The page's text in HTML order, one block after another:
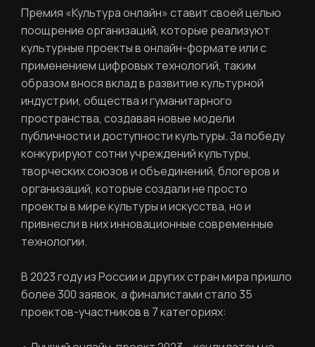
Премия «Культура онлайн» ставит своей целью
поощрение организаций, которые реализуют
культурные проекты в онлайн-формате или с
применением цифровых технологий, таким
образом внося вклад в развитие культурной
индустрии, общества и гуманитарного
пространства, создавая новые модели
публичности и доступности культуры. За победу
конкурируют сотни учреждений культуры,
творческих союзов и объединений, блогеров и
организаций, которые создали не просто
проекты в мире культуры и искусства, но и
привнесли в них инновационные современные
технологии.
В 2023 году из России и других стран мира пришло
более 300 заявок, а финалистами стало 35
проектов-участников в 7 категориях: